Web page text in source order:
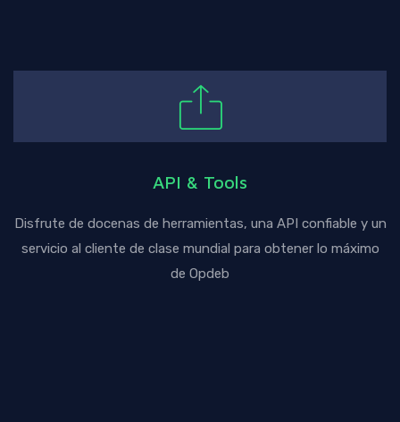
API & Tools
Disfrute de docenas de herramientas, una API confiable y un
servicio al cliente de clase mundial para obtener lo máximo
de Opdeb